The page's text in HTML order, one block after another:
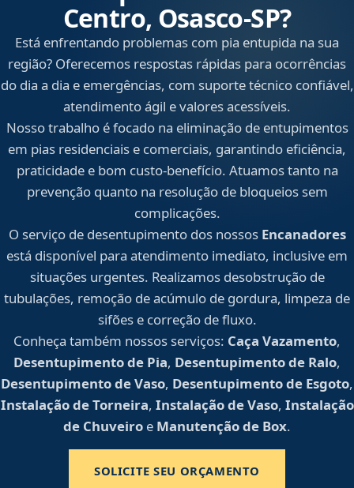
Centro, Osasco‑SP?
Está enfrentando problemas com pia entupida na sua
região? Oferecemos respostas rápidas para ocorrências
do dia a dia e emergências, com suporte técnico confiável,
atendimento ágil e valores acessíveis.
Nosso trabalho é focado na eliminação de entupimentos
em pias residenciais e comerciais, garantindo eficiência,
praticidade e bom custo-benefício. Atuamos tanto na
prevenção quanto na resolução de bloqueios sem
complicações.
O serviço de desentupimento dos nossos Encanadores
está disponível para atendimento imediato, inclusive em
situações urgentes. Realizamos desobstrução de
tubulações, remoção de acúmulo de gordura, limpeza de
sifões e correção de fluxo.
Conheça também nossos serviços: Caça Vazamento,
Desentupimento de Pia, Desentupimento de Ralo,
Desentupimento de Vaso, Desentupimento de Esgoto,
Instalação de Torneira, Instalação de Vaso, Instalação
de Chuveiro e Manutenção de Box.
SOLICITE SEU ORÇAMENTO